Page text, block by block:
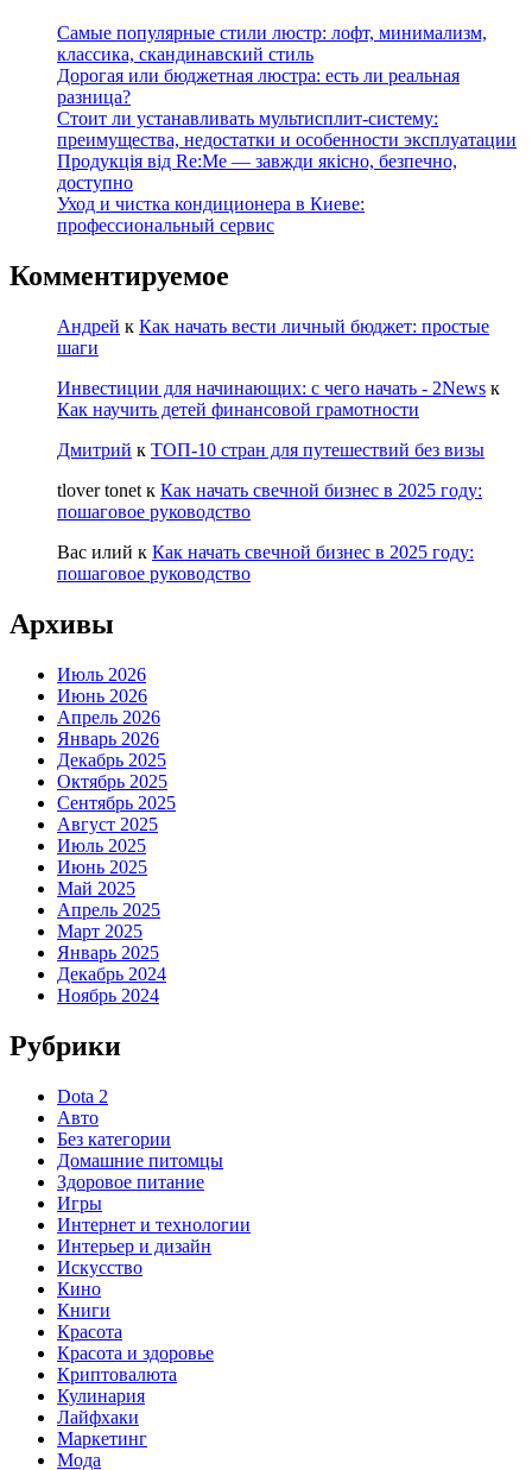
Самые популярные стили люстр: лофт, минимализм,
классика, скандинавский стиль
Дорогая или бюджетная люстра: есть ли реальная
разница?
Стоит ли устанавливать мультисплит-систему:
преимущества, недостатки и особенности эксплуатации
Продукція від Re:Me — завжди якісно, безпечно,
доступно
Уход и чистка кондиционера в Киеве:
профессиональный сервис
Комментируемое
Андрей к Как начать вести личный бюджет: простые
шаги
Инвестиции для начинающих: с чего начать - 2News к
Как научить детей финансовой грамотности
Дмитрий к ТОП-10 стран для путешествий без визы
tlover tonet к Как начать свечной бизнес в 2025 году:
пошаговое руководство
Вас илий к Как начать свечной бизнес в 2025 году:
пошаговое руководство
Архивы
Июль 2026
Июнь 2026
Апрель 2026
Январь 2026
Декабрь 2025
Октябрь 2025
Сентябрь 2025
Август 2025
Июль 2025
Июнь 2025
Май 2025
Апрель 2025
Март 2025
Январь 2025
Декабрь 2024
Ноябрь 2024
Рубрики
Dota 2
Авто
Без категории
Домашние питомцы
Здоровое питание
Игры
Интернет и технологии
Интерьер и дизайн
Искусство
Кино
Книги
Красота
Красота и здоровье
Криптовалюта
Кулинария
Лайфхаки
Маркетинг
Мода